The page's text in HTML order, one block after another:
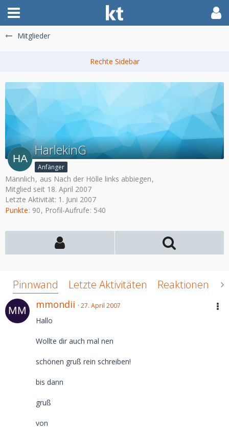
Mitglieder
HarlekinG
Anfänger
Männlich
aus Nach der Hölle links abbiegen
Mitglied seit 18. April 2007
Letzte Aktivität: 1. Juni 2007
Punkte 90 Profil-Aufrufe 540
Pinnwand Letzte Aktivitäten Reaktionen
mmondii 27. April 2007
Hallo
Wollte dir auch mal nen
schönen gruß rein schreiben!
bis dann
gruß
von